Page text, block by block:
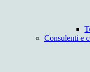
Consulenti e